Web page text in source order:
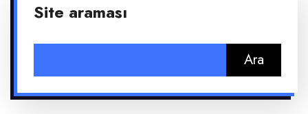
Site araması